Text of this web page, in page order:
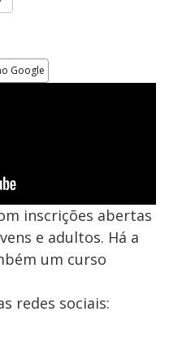
Google
inscrições abertas
e adultos. Há a
um curso
redes sociais: